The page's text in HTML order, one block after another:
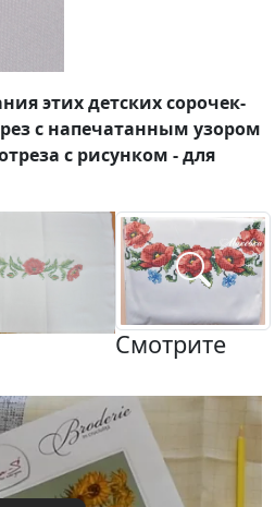
этих детских сорочек-
с напечатанным узором
с рисунком - для
Смотрите